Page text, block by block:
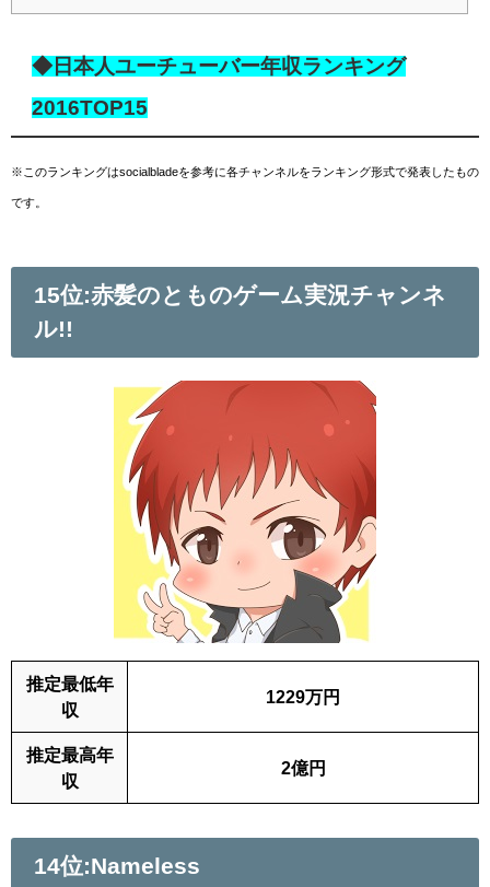
◆日本人ユーチューバー年収ランキング
2016TOP15
※このランキングはsocialbladeを参考に各チャンネルをランキング形式で発表したもの
です。
15位:赤髪のとものゲーム実況チャンネ
ル!!
推定最低年
収
1229万円
推定最高年
収
2億円
14位:Nameless